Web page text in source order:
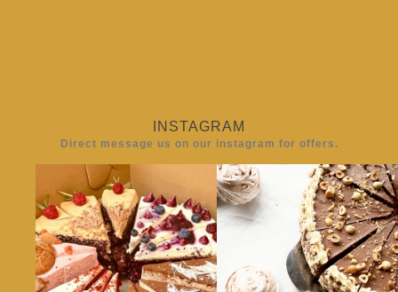
INSTAGRAM
Direct message us on our instagram for offers.